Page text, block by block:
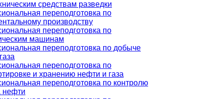
средствам разведки
переподготовка по
производству
переподготовка по
машинам
переподготовка по добыче
переподготовка по
и хранению нефти и газа
переподготовка по контролю
нефти